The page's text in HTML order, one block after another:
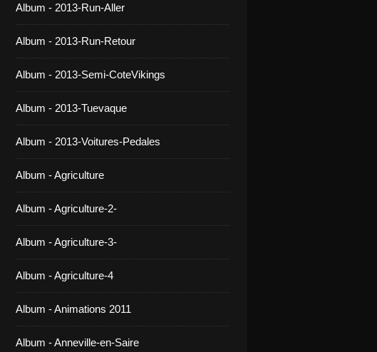
Album - 2013-Run-Aller
Album - 2013-Run-Retour
Album - 2013-Semi-CoteVikings
Album - 2013-Tuevaque
Album - 2013-Voitures-Pedales
Album - Agriculture
Album - Agriculture-2-
Album - Agriculture-3-
Album - Agriculture-4
Album - Animations 2011
Album - Anneville-en-Saire